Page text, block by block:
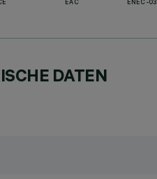
EAC ENEC-03
DATEN